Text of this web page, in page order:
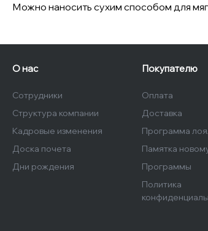
Можно наносить сухим способом для
О нас
Сотрудники
Структура компании
Кадровые изменения
Доска почета
Дни рождения
Покупателю
Оплата
Доставка
Программа
Памятка
Программы
Политика